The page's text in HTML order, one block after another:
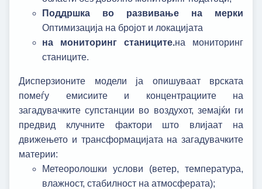
Поддршка во развивање на мерки
Оптимизација на бројот и локацијата
на мониторинг станиците.на мониторинг
станиците.
Дисперзионите модели ја опишуваат врската
помеѓу емисиите и концентрациите на
загадувачките супстанции во воздухот, земајќи ги
предвид клучните фактори што влијаат на
движењето и трансформацијата на загадувачките
материи:
Метеоролошки услови (ветер, температура,
влажност, стабилност на атмосферата);